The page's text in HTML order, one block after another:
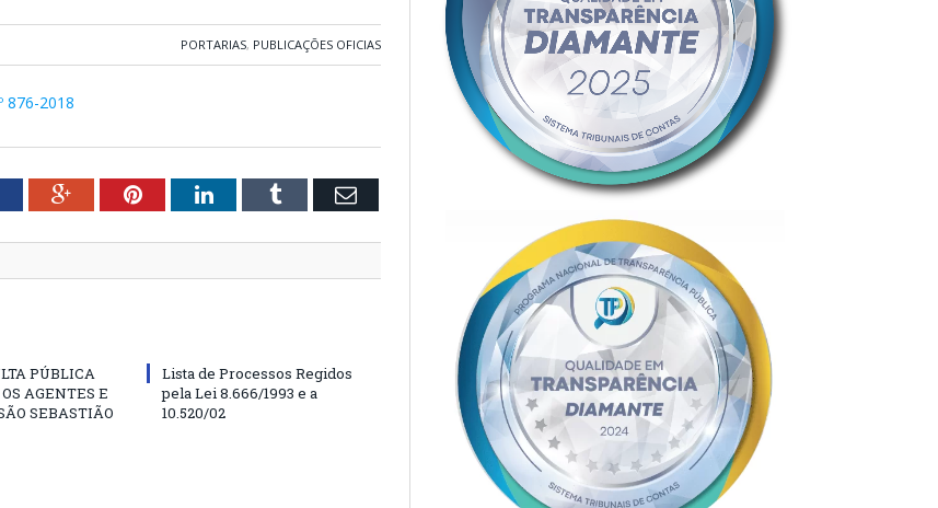
PORTARIAS, PUBLICAÇÕES OFICIAS
876-2018
Google+PinterestLinkedInTumblr Email
PÚBLICA
AGENTES E
SEBASTIÃO
Lista de Processos Regidos
pela Lei 8.666/1993 e a
10.520/02